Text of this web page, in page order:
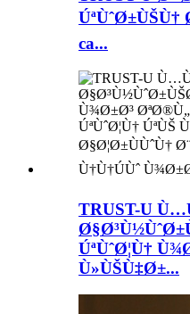
ÚªÙˆØ±ÙŠÙ†
ca...
TRUST-U
ÚªÙˆØ¦Ù†
Ù»ÙŠÙ‡Ø±...